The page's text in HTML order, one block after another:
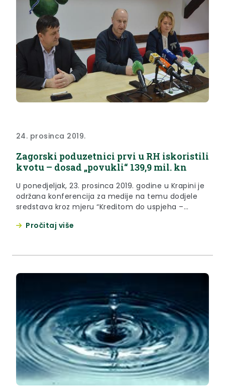
24. prosinca 2019.
Zagorski poduzetnici prvi u RH iskoristili
kvotu – dosad „povukli“ 139,9 mil. kn
U ponedjeljak, 23. prosinca 2019. godine u Krapini je
održana konferencija za medije na temu dodjele
sredstava kroz mjeru “Kreditom do uspjeha –
Pročitaj više